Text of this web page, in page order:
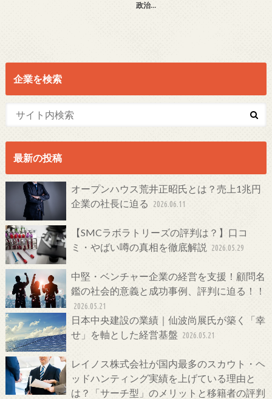
政治…
企業を検索
最新の投稿
オープンハウス荒井正昭氏とは？売上1兆円
企業の社長に迫る
2026.06.11
【SMCラボラトリーズの評判は？】口コ
ミ・やばい噂の真相を徹底解説
2026.05.29
中堅・ベンチャー企業の経営を支援！顧問名
鑑の社会的意義と成功事例、評判に迫る！！
2026.05.21
日本中央建設の業績｜仙波尚展氏が築く「幸
せ」を軸とした経営基盤 2026.05.21
レイノス株式会社が国内最多のスカウト・ヘ
ッドハンティング実績を上げている理由と
は？「サーチ型」のメリットと移籍者の評判